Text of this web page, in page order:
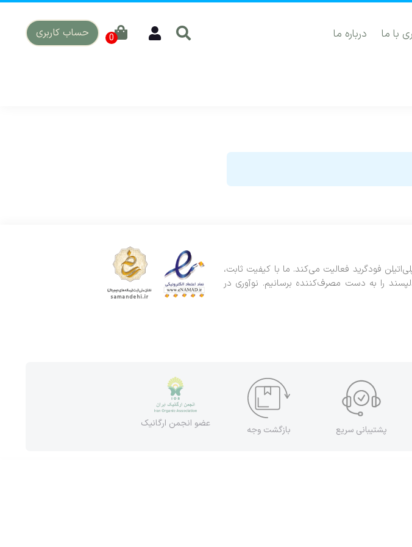
با ما درباره ما حساب کاربری
و بسته‌بندی نانو پلی‌اتیلن فودگرید فعالیت می‌کند. ما با کیفیت ثابت،
را به دست مصرف‌کننده برسانیم. نوآوری در
پشتیبانی سریع بازگشت وجه
عضو انجمن ارگانیک